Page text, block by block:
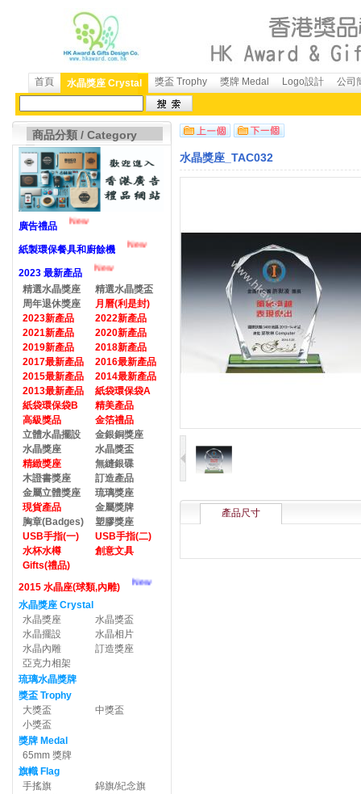
首頁 水晶獎座 Crystal 獎盃 Trophy 獎牌 Medal Logo設計 公司
商品分類 / Category
廣告禮品 New
紙製環保餐具和廚餘機 New
2023 最新產品
New
精選水晶獎座
精選水晶獎盃
周年退休獎座
月曆(利是封)
2023新產品
2022新產品
2021新產品
2020新產品
2019新產品
2018新產品
2017最新產品
2016最新產品
2015最新產品
2014最新產品
2013最新產品
紙袋環保袋A
紙袋環保袋B
精美產品
高級獎品
金箔禮品
立體水晶擺設
金銀銅獎座
水晶獎座
水晶獎盃
精緻獎座
無縫銀碟
木證書獎座
訂造產品
金屬立體獎座
琉璃獎座
現貨產品
金屬獎牌
胸章(Badges)
塑膠獎座
USB手指(一)
USB手指(二)
水杯水樽
創意文具
Gifts(禮品)
2015 水晶座(球類,內雕)
New
水晶獎座 Crystal
水晶獎座
水晶獎盃
水晶擺設
水晶相片
水晶內雕
訂造獎座
亞克力相架
琉璃水晶獎牌
獎盃 Trophy
大獎盃
中獎盃
小獎盃
獎牌 Medal
65mm 獎牌
旗幟 Flag
手搖旗
錦旗/紀念旗
水晶獎座_TAC032
產品尺寸